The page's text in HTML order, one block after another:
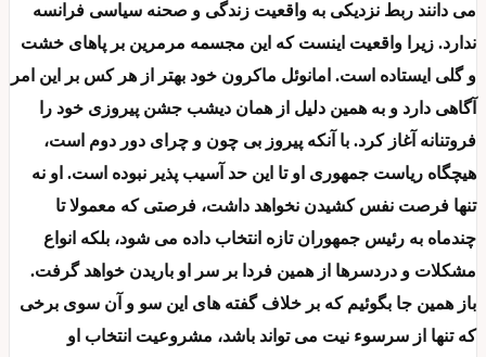
می دانند ربط نزدیکی به واقعیت زندگی و صحنه سیاسی فرانسه
ندارد. زیرا واقعیت اینست که این مجسمه مرمرین بر پاهای خشت
و گلی ایستاده است. امانوئل ماکرون خود بهتر از هر کس بر این امر
آگاهی دارد و به همین دلیل از همان دیشب جشن پیروزی خود را
فروتنانه آغاز کرد. با آنکه پیروز بی چون و چرای دور دوم است،
هیچگاه ریاست جمهوری او تا این حد آسیب پذیر نبوده است. او نه
تنها فرصت نفس کشیدن نخواهد داشت، فرصتی که معمولا تا
چندماه به رئیس جمهوران تازه انتخاب داده می شود، بلکه انواع
مشکلات و دردسرها از همین فردا بر سر او باریدن خواهد گرفت.
باز همین جا بگوئیم که بر خلاف گفته های این سو و آن سوی برخی
که تنها از سرسوء نیت می تواند باشد، مشروعیت انتخاب او